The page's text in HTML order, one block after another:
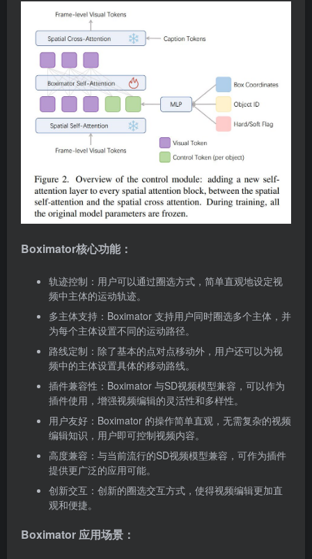
Boximator核心功能：
轨迹控制：用户可以通过圈选方式，简单直观地设定视
频中主体的运动轨迹。
多主体支持：Boximator 支持用户同时圈选多个主体，并
为每个主体设置不同的运动路径。
路线定制：除了基本的点对点移动外，用户还可以为视
频中的主体设置具体的移动路线。
插件兼容性：Boximator 与SD视频模型兼容，可以作为
插件使用，增强视频编辑的灵活性和多样性。
用户友好：Boximator 的操作简单直观，无需复杂的视频
编辑知识，用户即可控制视频内容。
高度兼容：与当前流行的SD视频模型兼容，可作为插件
提供更广泛的应用可能。
创新交互：创新的圈选交互方式，使得视频编辑更加直
观和便捷。
Boximator 应用场景：